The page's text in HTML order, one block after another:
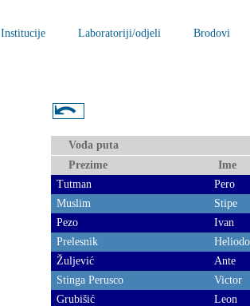
Institucije Laboratoriji/odjeli Brodovi
⤺
Vođa puta
Prezime
Ime
Tutman
Pero
Muslim
Stipe
Pezo
Ivan
Prelesnik
Žuljević
Ante
Stinga Perusco
Victor
Grubišić
Leon